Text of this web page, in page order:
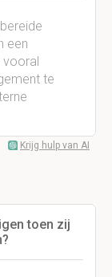
een
vooral
te
Krijg hulp van AI
toen zij